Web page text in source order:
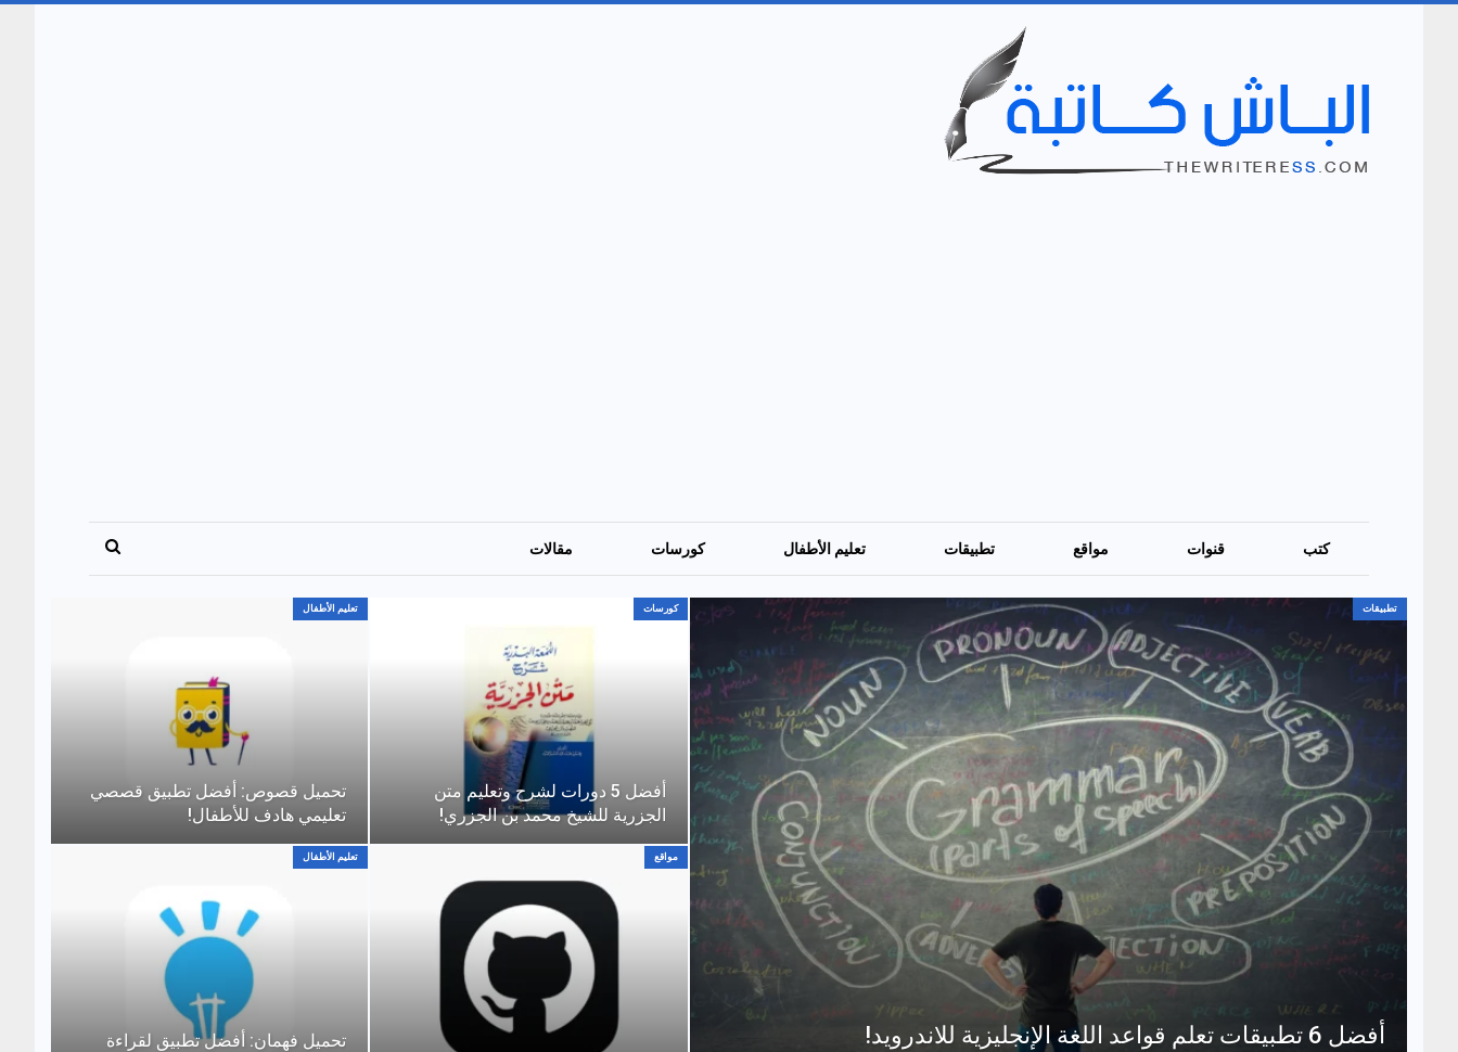
كتب قنوات مواقع تطبيقات تعليم الأطفال كورسات مقالات
تطبيقات
أفضل 6 تطبيقات تعلم قواعد اللغة الإنجليزية للاندرويد!
كورسات
أفضل 5 دورات لشرح وتعليم متن
الجزرية للشيخ محمد بن الجزري!
تعليم الأطفال
تحميل قصوص: أفضل تطبيق قصصي
تعليمي هادف للأطفال!
مواقع تعليم الأطفال
تحميل فهمان: أفضل تطبيق لقراءة